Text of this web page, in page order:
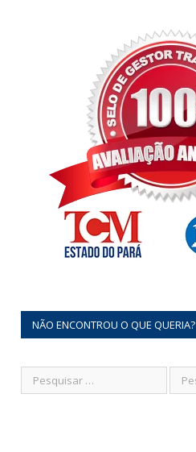
NÃO ENCONTROU O QUE QUERIA?